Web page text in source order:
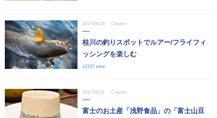
2017/06/28 Column
桂川の釣りスポットでルアー/フライフィ
ッシングを楽しむ
12137 view
2017/06/21 Column
富士のお土産「浅野食品」の「富士山豆